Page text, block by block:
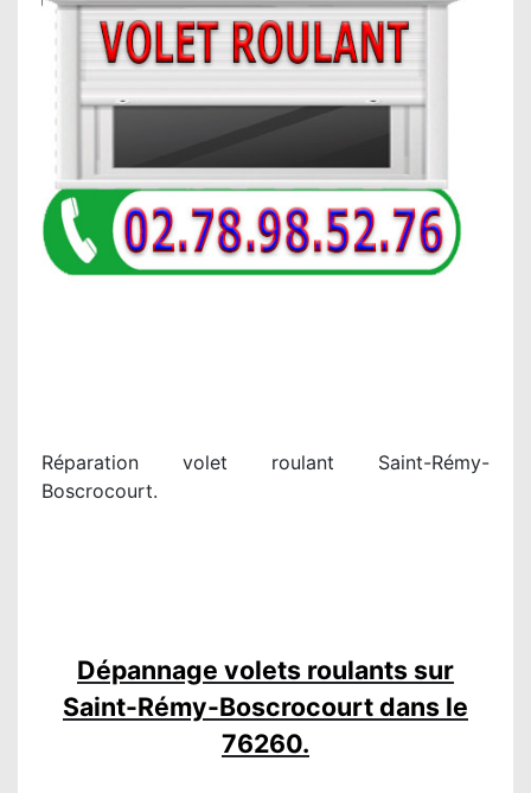
Réparation volet roulant Saint-Rémy-
Boscrocourt.
Dépannage volets roulants sur
Saint-Rémy-Boscrocourt dans le
76260.